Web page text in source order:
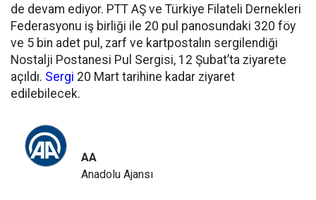
de devam ediyor. PTT AŞ ve Türkiye Filateli Dernekleri
Federasyonu iş birliği ile 20 pul panosundaki 320 föy
ve 5 bin adet pul, zarf ve kartpostalın sergilendiği
Nostalji Postanesi Pul Sergisi, 12 Şubat’ta ziyarete
açıldı. Sergi 20 Mart tarihine kadar ziyaret
edilebilecek.
AA
Anadolu Ajansı